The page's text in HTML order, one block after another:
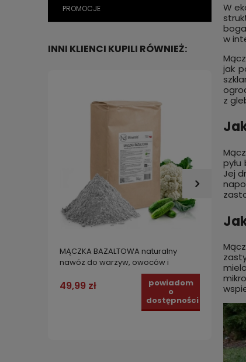
PROMOCJE
INNI KLIENCI KUPILI RÓWNIEŻ:
MĄCZKA BAZALTOWA naturalny
nawóz do warzyw, owoców i
kwiatów. Naturalny środek na ślimaki
20 kg
49,99 zł powiadom
o
dostępności
W
w
jak
z
Jej